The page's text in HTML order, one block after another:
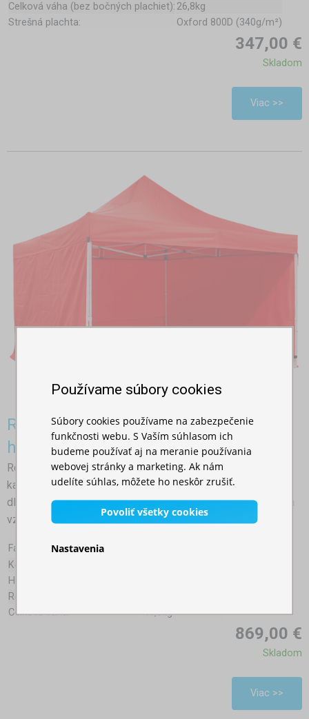
Celková váha (bez bočných plachiet): 26,8kg
Strešná plachta:
Oxford 800D (340g/m²)
347,00 €
Skladom
Viac >>
Rozkladací stan 4x4m - hliníkový
hexagon
Rozkladací stan 4×4 m HEXAGON je ideálnou voľbou pre
každého, kto hľadá spoľahlivý hliníkový nožnicový stan s
dlhou životnosťou, jednoduchou montážou a profesionálnym
vzhľadom.
Farby:
Konštrukcia:
Hrúbka steny nosného profilu:
Rozmer nosného profilu:
Celková váha:
41,5kg
869,00 €
Skladom
Viac >>
Používame súbory cookies
Súbory cookies používame na zabezpečenie
funkčnosti webu. S Vaším súhlasom ich
budeme používať aj na meranie používania
webovej stránky a marketing. Ak nám
udelíte súhlas, môžete ho neskôr zrušiť.
Povoliť všetky cookies
Nastavenia